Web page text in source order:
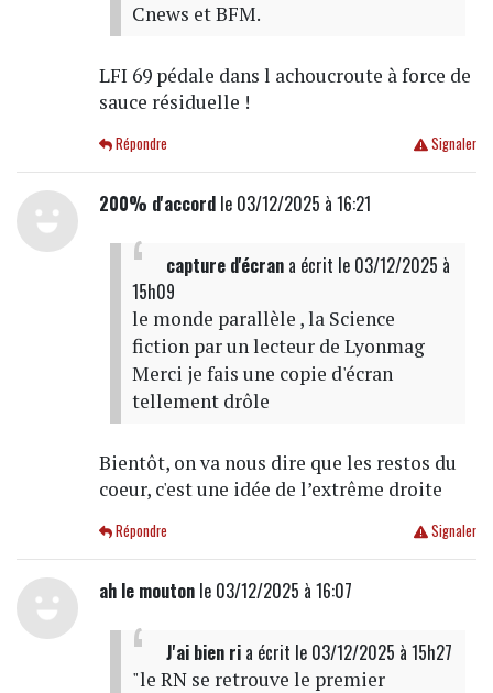
Cnews et BFM.
LFI 69 pédale dans l achoucroute à force de
sauce résiduelle !
Signaler
Répondre
200% d'accordle 03/12/2025 à 16:21
capture d'écrana écrit le 03/12/2025 à
15h09
le monde parallèle , la Science
fiction par un lecteur de Lyonmag
Merci je fais une copie d'écran
tellement drôle
Bientôt, on va nous dire que les restos du
coeur, c'est une idée de l’extrême droite
Signaler
Répondre
ah le moutonle 03/12/2025 à 16:07
J'ai bien ria écrit le 03/12/2025 à 15h27
"le RN se retrouve le premier